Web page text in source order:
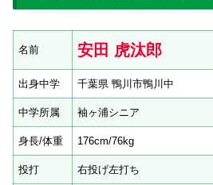
名前 安田 虎汰郎
出身中学 千葉県 鴨川市鴨川中
中学所属 袖ヶ浦シニア
身長/体重 176cm/76kg
投打 右投げ左打ち